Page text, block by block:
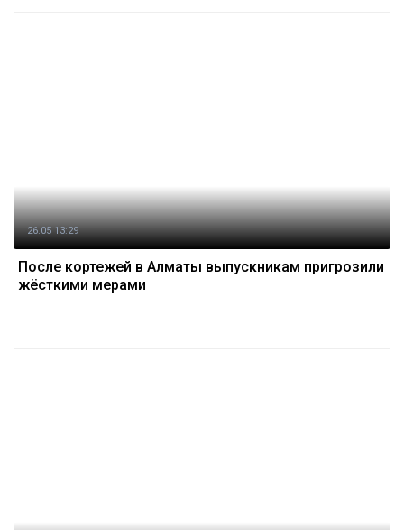
26.05 13:29
После кортежей в Алматы выпускникам пригрозили
жёсткими мерами